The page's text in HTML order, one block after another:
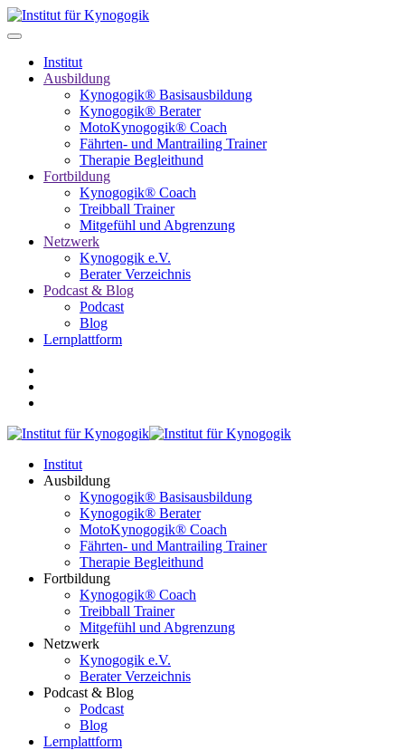
Institut
Ausbildung
Kynogogik® Basisausbildung
Kynogogik® Berater
MotoKynogogik® Coach
Fährten- und Mantrailing Trainer
Therapie Begleithund
Fortbildung
Kynogogik® Coach
Treibball Trainer
Mitgefühl und Abgrenzung
Netzwerk
Kynogogik e.V.
Berater Verzeichnis
Podcast & Blog
Podcast
Blog
Lernplattform
Institut
Ausbildung
Kynogogik® Basisausbildung
Kynogogik® Berater
MotoKynogogik® Coach
Fährten- und Mantrailing Trainer
Therapie Begleithund
Fortbildung
Kynogogik® Coach
Treibball Trainer
Mitgefühl und Abgrenzung
Netzwerk
Kynogogik e.V.
Berater Verzeichnis
Podcast & Blog
Podcast
Blog
Lernplattform